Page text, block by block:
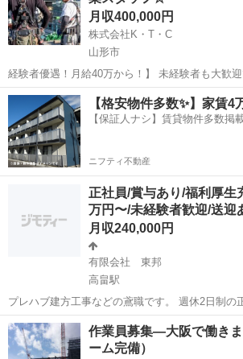
月収400,000円
株式会社K・T・C
山形市
経験者優遇！月給40万から！】 未経験者も大歓迎です☆ 《仕
都内を中心にマンションの改修工事の足場をメイ
山形 山形市 鳶職 未経験
【格安物件多数✨】家賃4
【保証人ナシ】賃貸物件多数掲
ニフティ不動産
正社員/賞与あり/福利厚生
万円〜/未経験者歓迎/送
月収240,000円
有限会社 東邦
高畠駅
プレハブ建方工事などの鳶職です。 週休2日制の
視の働き方が出来ます！ 仕事については、すで
ったパーツで足場を組んでいく建設業務なので
く仕上げることが可能です。 現...
山形 東置賜郡 高畠駅 鳶職 業務
作業員募集―大阪で働き
ーム完備）